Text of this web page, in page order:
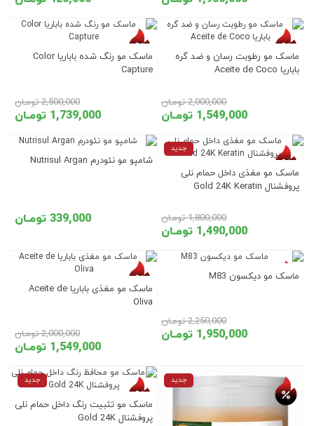
ماسک مو رطوبت رسان و ضد گره
باباریا Aceite de Coco
1,549,000 تومـان
2,000,000 تومـان
ماسک مو رنگ شده باباریا Color
Capture
1,739,000 تومـان
2,500,000 تومـان
جدید
ماسک مو مغذی داخل حمام نلی
پروفشنال Gold 24K Keratin
1,490,000 تومـان
1,800,000 تومـان
شامپو مو نئودرم Nutrisul Argan
339,000 تومـان
ماسک مو دیکسون M83
1,950,000 تومـان
2,250,000 تومـان
ماسک مو مغذی باباریا Aceite de
Oliva
1,549,000 تومـان
2,000,000 تومـان
جدید جدید
ماسک مو تثبیت رنگ داخل حمام نلی
پروفشنال Gold 24K